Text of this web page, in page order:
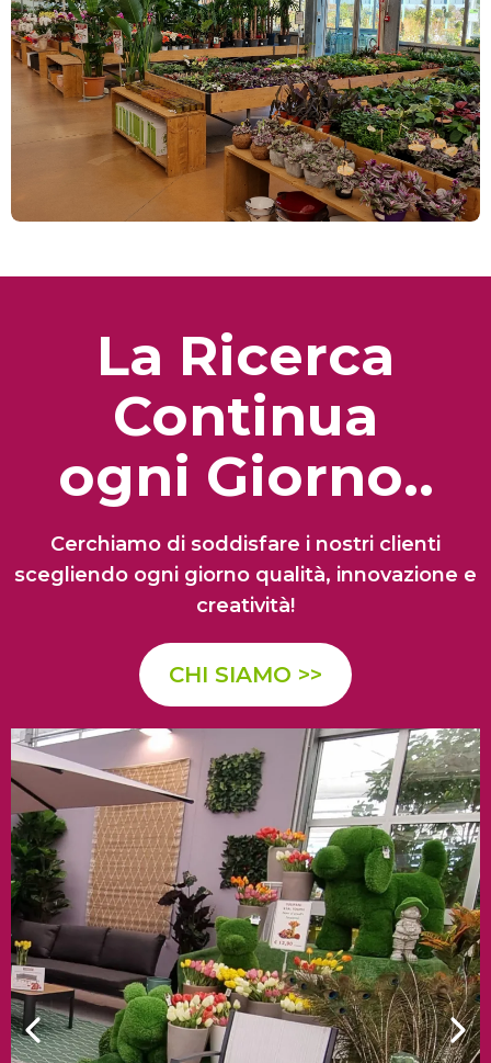
La Ricerca
Continua
ogni Giorno..
Cerchiamo di soddisfare i nostri clienti
scegliendo ogni giorno qualità, innovazione e
creatività!
CHI SIAMO >>